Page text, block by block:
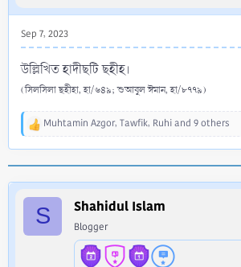
Sep 7, 2023
উল্লিখিত হাদীছটি ছহীহ।
(সিলসিলা ছহীহা, হা/৬৪৯; শুআবুল ঈমান, হা/৮৭৭৯)
R
t
i
Muhtamin Azgor, Tawfik, Ruhiand 9 others
S Shahidul Islam
Blogger